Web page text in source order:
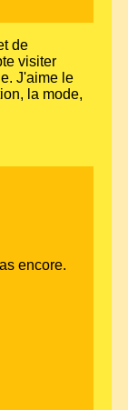
de
visiter
J'aime le
la mode,
encore.